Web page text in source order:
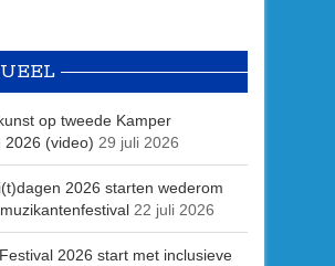
op tweede Kamper
2026 (video) 29 juli 2026
2026 starten wederom
22 juli 2026
2026 start met inclusieve